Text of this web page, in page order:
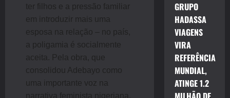
ter filhos e a pressão familiar
em introduzir mais uma
esposa na relação – no país,
a poligamia é socialmente
aceita. Pela obra, que
consolidou Adebayo como
uma importante voz na
narrativa feminista nigeriana,
GRUPO
HADASSA
VIAGENS
VIRA
REFERÊNCIA
MUNDIAL,
ATINGE 1.2